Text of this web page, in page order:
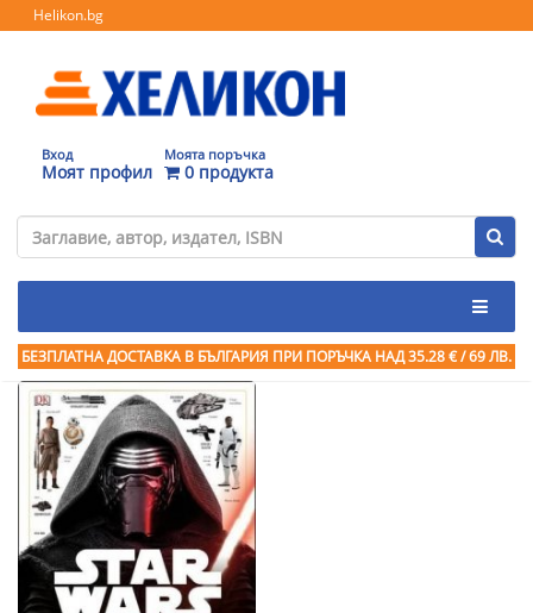
Helikon.bg
Вход
Моят профил
Моята поръчка
0 продукта
БЕЗПЛАТНА ДОСТАВКА В БЪЛГАРИЯ ПРИ ПОРЪЧКА НАД 35.28 € / 69 ЛВ.